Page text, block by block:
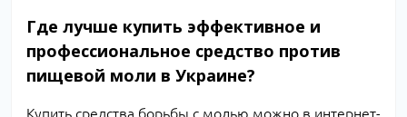
Где лучше купить эффективное и
профессиональное средство против
пищевой моли в Украине?
Купить средства борьбы с молью можно в интернет-